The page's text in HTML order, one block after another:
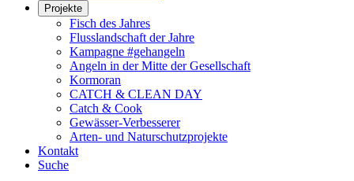
Projekte
Fisch des Jahres
Flusslandschaft der Jahre
Kampagne #gehangeln
Angeln in der Mitte der Gesellschaft
Kormoran
CATCH & CLEAN DAY
Catch & Cook
Gewässer-Verbesserer
Arten- und Naturschutzprojekte
Kontakt
Suche